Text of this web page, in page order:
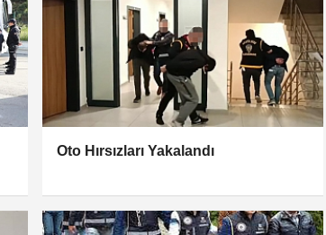
Oto Hırsızları Yakalandı